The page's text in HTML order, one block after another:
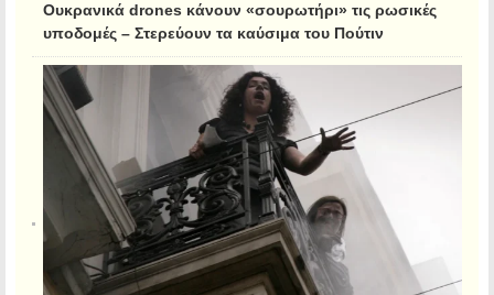
Ουκρανικά drones κάνουν «σουρωτήρι» τις ρωσικές
υποδομές – Στερεύουν τα καύσιμα του Πούτιν